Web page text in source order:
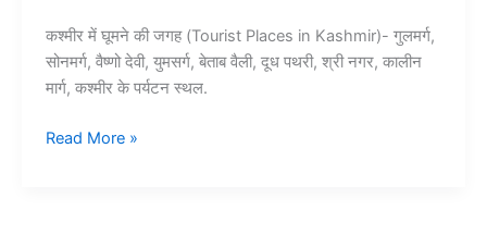
कश्मीर में घूमने की जगह (Tourist Places in Kashmir)- गुलमर्ग,
सोनमर्ग, वैष्णो देवी, युमसर्ग, बेताब वैली, दूध पथरी, श्री नगर, कालीन
मार्ग, कश्मीर के पर्यटन स्थल.
10+
Read More »